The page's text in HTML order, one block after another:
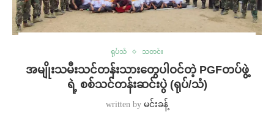
ရုပ်သံ သတင်း
အမျိုးသမီးသင်တန်းသားတွေပါဝင်တဲ့ PGFတပ်ဖွဲ့
ရဲ့ စစ်သင်တန်းဆင်းပွဲ (ရုပ်/သံ)
written by မင်းခန့်